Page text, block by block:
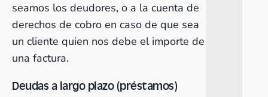
seamos los deudores, o a la cuenta de
derechos de cobro en caso de que sea
un cliente quien nos debe el importe de
una factura.
Deudas a largo plazo (préstamos)